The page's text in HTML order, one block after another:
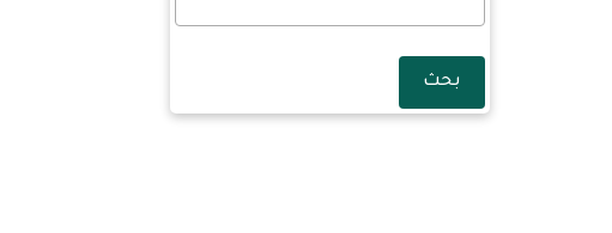
بحث